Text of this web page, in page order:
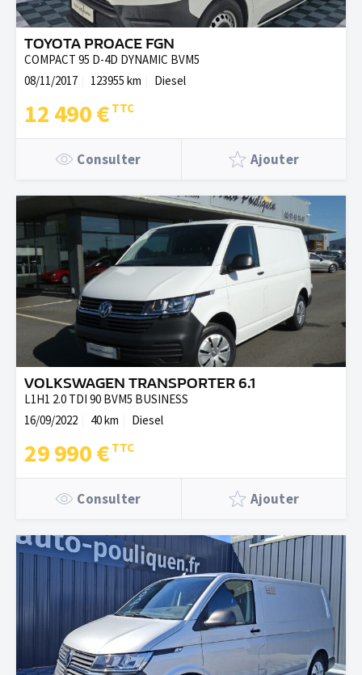
TOYOTA PROACE FGN
COMPACT 95 D-4D DYNAMIC BVM5
08/11/2017
123955 km Diesel
12 490 €
Consulter Ajouter
VOLKSWAGEN TRANSPORTER 6.1
L1H1 2.0 TDI 90 BVM5 BUSINESS
16/09/2022
40 km Diesel
29 990 €
Consulter Ajouter